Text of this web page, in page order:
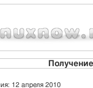
12 апреля 2010